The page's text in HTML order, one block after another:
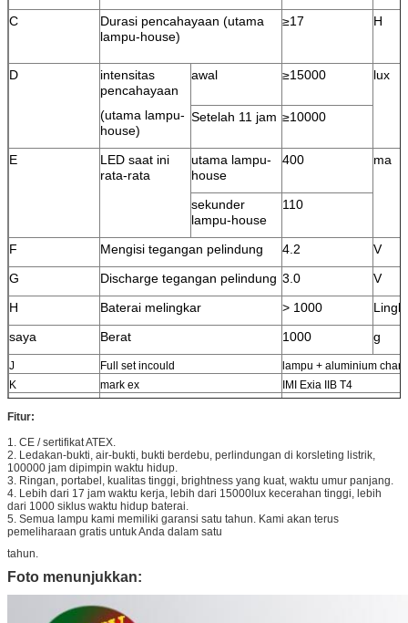
C
Durasi pencahayaan (utama
lampu-house)
≥17 H
D
intensitas
pencahayaan
(utama lampu-
house)
awal ≥15000 lux
Setelah 11 jam ≥10000
E
LED saat ini
rata-rata
utama lampu-
house
400 ma
sekunder
lampu-house
110
F Mengisi tegangan pelindung 4.2
V
G
Discharge tegangan pelindung 3.0
V
H
Baterai melingkar > 1000
saya
Berat 1000 g
J Full set incould
lampu + aluminium
K
mark ex
IMI Exia IIB T4
Fitur:
1. CE / sertifikat ATEX.
2. Ledakan-bukti, air-bukti, bukti berdebu, perlindungan di korsleting listrik,
100000 jam dipimpin waktu hidup.
3. Ringan, portabel, kualitas tinggi, brightness yang kuat, waktu umur panjang.
4. Lebih dari 17 jam waktu kerja, lebih dari 15000lux kecerahan tinggi, lebih
dari 1000 siklus waktu hidup baterai.
5. Semua lampu kami memiliki garansi satu tahun. Kami akan terus
pemeliharaan gratis untuk Anda dalam satu
tahun.
Foto menunjukkan: